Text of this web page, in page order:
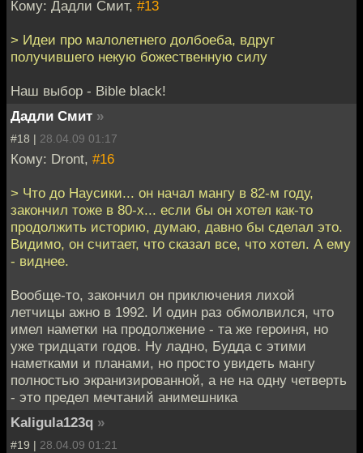
Кому: Дадли Смит, #13
> Идеи про малолетнего долбоеба, вдруг
получившего некую божественную силу
Наш выбор - Bible black!
Дадли Смит »
#18 | 28.04.09 01:17
Кому: Dront, #16
> Что до Наусики... он начал мангу в 82-м году,
закончил тоже в 80-х... если бы он хотел как-то
продолжить историю, думаю, давно бы сделал это.
Видимо, он считает, что сказал все, что хотел. А ему
- виднее.
Вообще-то, закончил он приключения лихой
летчицы ажно в 1992. И один раз обмолвился, что
имел наметки на продолжение - та же героиня, но
уже тридцати годов. Ну ладно, Будда с этими
наметками и планами, но просто увидеть мангу
полностью экранизированной, а не на одну четверть
- это предел мечтаний анимешника
Kaligula123q »
#19 | 28.04.09 01:21